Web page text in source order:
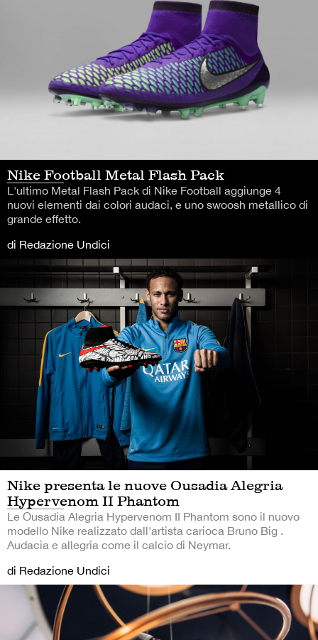
Nike Football Metal Flash Pack
L'ultimo Metal Flash Pack di Nike Football aggiunge 4
nuovi elementi dai colori audaci, e uno swoosh metallico di
grande effetto.
di Redazione Undici
Nike presenta le nuove Ousadia Alegria
Hypervenom II Phantom
Le Ousadia Alegria Hypervenom II Phantom sono il nuovo
modello Nike realizzato dall'artista carioca Bruno Big .
Audacia e allegria come il calcio di Neymar.
di Redazione Undici